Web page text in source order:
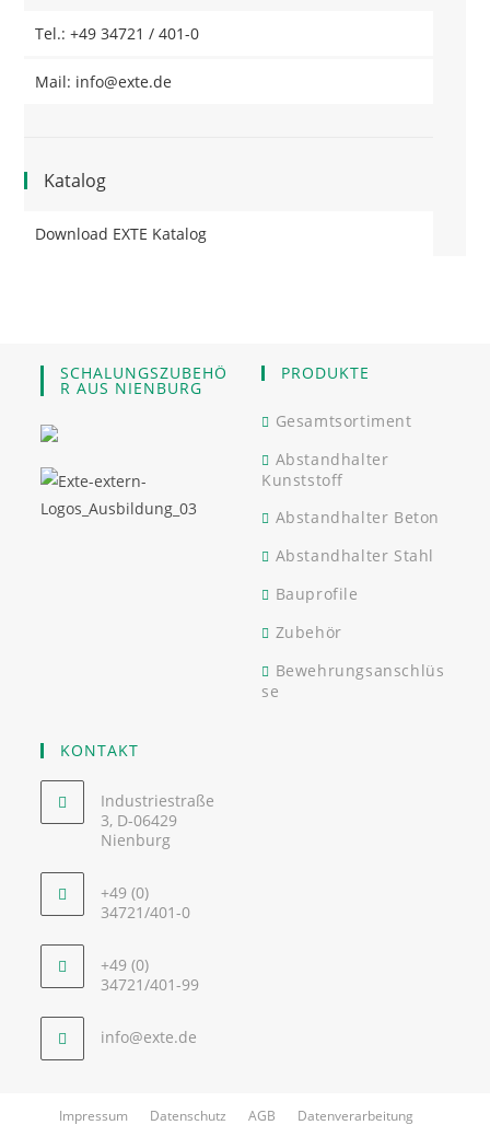
Tel.: +49 34721 / 401-0
Mail: info@exte.de
Katalog
Download EXTE Katalog
SCHALUNGSZUBEHÖ
R AUS NIENBURG
PRODUKTE
Gesamtsortiment
Abstandhalter
Kunststoff
Abstandhalter Beton
Abstandhalter Stahl
Bauprofile
Zubehör
Bewehrungsanschlüs
se
KONTAKT
Industriestraße
3, D-06429
Nienburg
+49 (0)
34721/401-0
+49 (0)
34721/401-99
info@exte.de
Impressum Datenschutz AGB Datenverarbeitung